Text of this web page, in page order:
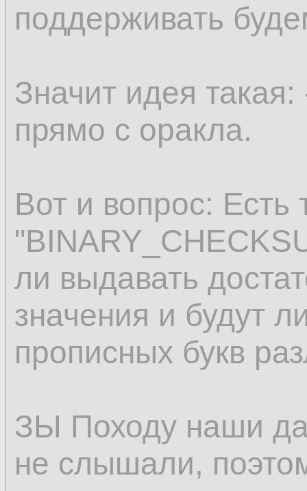
поддерживать
Значит идея
прямо с оракла.
Вот и вопрос: Есть
ли выдавать
значения и будут
прописных букв
ЗЫ Походу наши
не слышали,